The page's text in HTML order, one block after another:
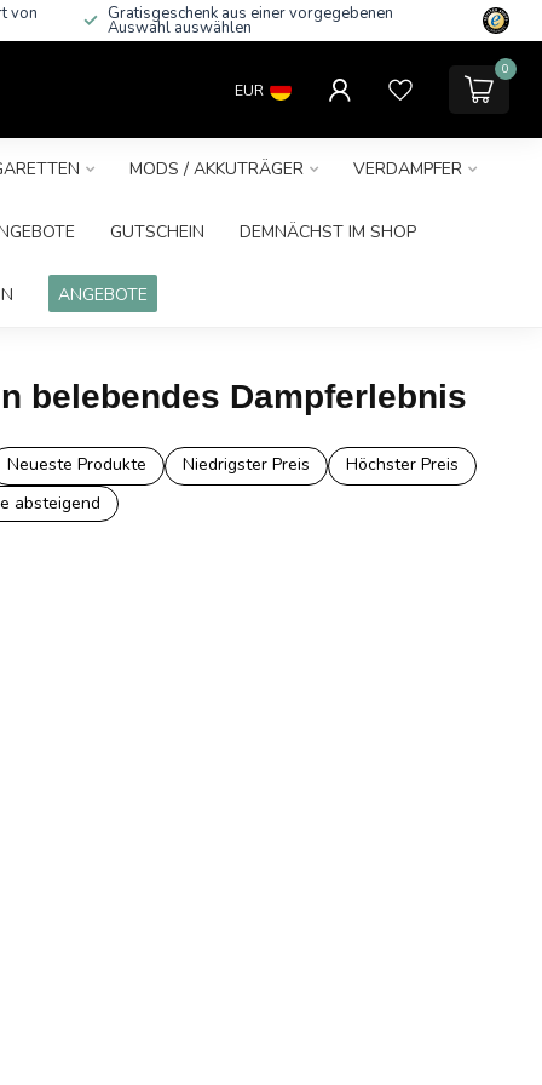
von Gratisgeschenk aus einer vorgegebenen
Auswahl auswählen
EUR
0
MODS / AKKUTRÄGER VERDAMPFER
GUTSCHEIN DEMNÄCHST IM SHOP
ANGEBOTE
belebendes Dampferlebnis
Neueste Produkte Niedrigster Preis
Höchster Preis
absteigend